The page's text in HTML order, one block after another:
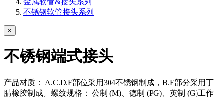
不锈钢软管接头系列
×
不锈钢端式接头
产品材质： A.C.D.F部位采用304不锈钢制成，B.E部分采用丁
腈橡胶制成。螺纹规格： 公制 (M)、德制 (PG)、英制 (G)工作